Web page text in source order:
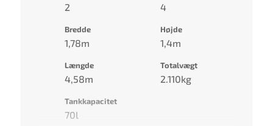
2 4
Bredde
1,78m
Højde
1,4m
Længde
4,58m
Totalvægt
2.110kg
Tankkapacitet
70l